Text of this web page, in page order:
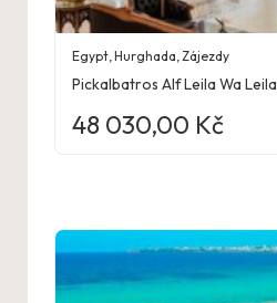
Egypt ,Hurghada Zájezdy
Pickalbatros Alf Leila Wa Leila
48 030,00 Kč